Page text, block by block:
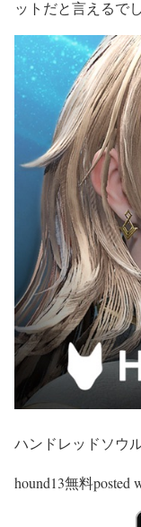
ットだと言えるでし
ハンドレッドソウ
hound13無料posted